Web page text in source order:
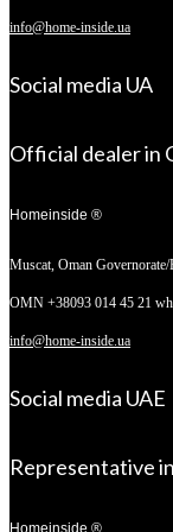
info@home-inside.ua
Social media UA
Official dealer in
Homeinside ®
Muscat, Oman
OMN +38093 014 45 21
info@home-inside.ua
Social media UAE
Representative
Homeinside ®